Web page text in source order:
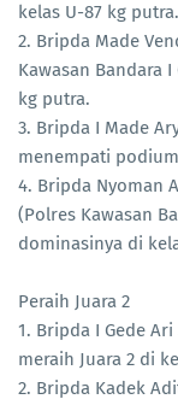
kelas U-87 kg putra.
2. Bripda Made
Kawasan Bandara
kg putra.
3. Bripda I Made
menempati
4. Bripda Nyoman
(Polres Kawasan
dominasinya di
Peraih Juara 2
1. Bripda I Gede
meraih Juara 2 di
2. Bripda Kadek